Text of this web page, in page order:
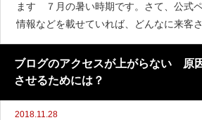
ます ７月の暑い時期です。さて、公式
情報などを載せていれば、どんなに来客
になるとおもいますでしょうか。今回は
す海外から来た東京オリンピックのサポ
ブログのアクセスが上がらない 原
させるためには？
2018.11.28